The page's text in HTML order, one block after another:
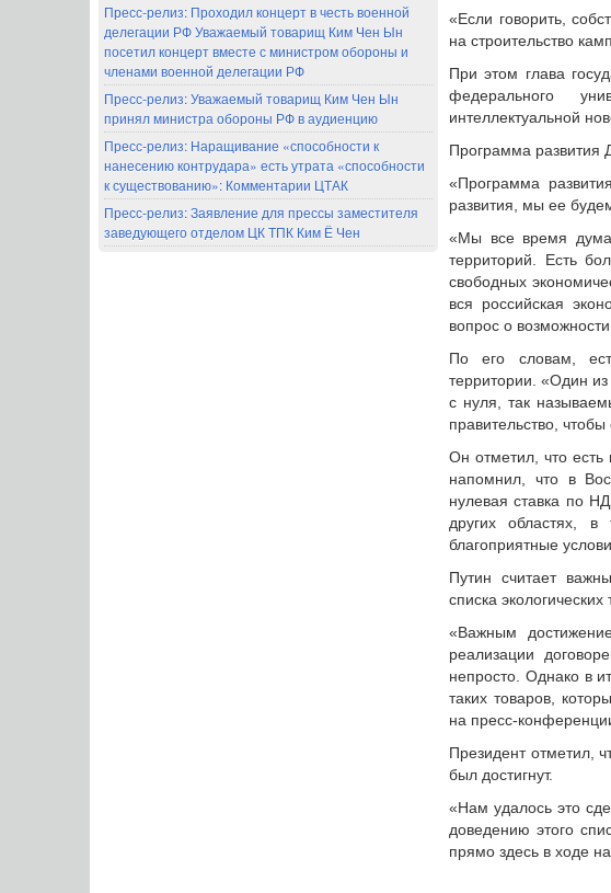
Пресс-релиз: Проходил концерт в честь военной
делегации РФ Уважаемый товарищ Ким Чен Ын
посетил концерт вместе с министром обороны и
членами военной делегации РФ
Пресс-релиз: Уважаемый товарищ Ким Чен Ын
принял министра обороны РФ в аудиенцию
Пресс-релиз: Наращивание «способности к
нанесению контрудара» есть утрата «способности
к существованию»: Комментарии ЦТАК
Пресс-релиз: Заявление для прессы заместителя
заведующего отделом ЦК ТПК Ким Ё Чен
«Если говорить,
на строительство
При этом глава
федерального
интеллектуальной
Программа развития
«Программа
развития, мы ее
«Мы все время
территорий. Есть
свободных
вся российская
вопрос о
По его словам,
территории. «Один
с нуля, так
правительство,
Он отметил, что есть
напомнил, что в
нулевая ставка по
других областях,
благоприятные
Путин считает
списка экологических
«Важным
реализации
непросто. Однако в
таких товаров,
на пресс-
Президент отметил,
был достигнут.
«Нам удалось это
доведению этого
прямо здесь в ходе